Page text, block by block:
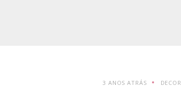
3 ANOS ATRÁS DECOR